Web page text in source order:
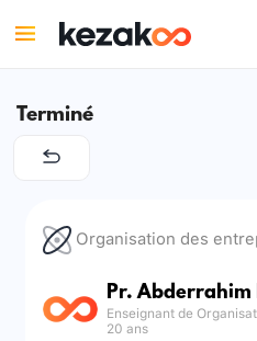
Terminé
Organisation des
Pr. Abderrahim
Enseignant de
20 ans